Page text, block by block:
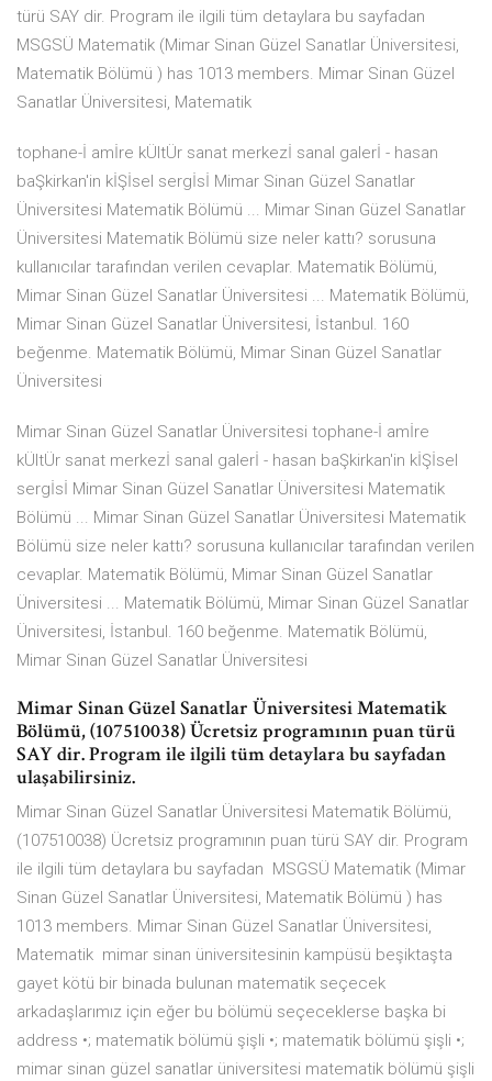
türü SAY dir. Program ile ilgili tüm detaylara bu sayfadan
MSGSÜ Matematik (Mimar Sinan Güzel Sanatlar Üniversitesi,
Matematik Bölümü ) has 1013 members. Mimar Sinan Güzel
Sanatlar Üniversitesi, Matematik
tophane-İ amİre kÜltÜr sanat merkezİ sanal galerİ - hasan
baŞkirkan'in kİŞİsel sergİsİ Mimar Sinan Güzel Sanatlar
Üniversitesi Matematik Bölümü ... Mimar Sinan Güzel Sanatlar
Üniversitesi Matematik Bölümü size neler kattı? sorusuna
kullanıcılar tarafından verilen cevaplar. Matematik Bölümü,
Mimar Sinan Güzel Sanatlar Üniversitesi ... Matematik Bölümü,
Mimar Sinan Güzel Sanatlar Üniversitesi, İstanbul. 160
beğenme. Matematik Bölümü, Mimar Sinan Güzel Sanatlar
Üniversitesi
Mimar Sinan Güzel Sanatlar Üniversitesi tophane-İ amİre
kÜltÜr sanat merkezİ sanal galerİ - hasan baŞkirkan'in kİŞİsel
sergİsİ Mimar Sinan Güzel Sanatlar Üniversitesi Matematik
Bölümü ... Mimar Sinan Güzel Sanatlar Üniversitesi Matematik
Bölümü size neler kattı? sorusuna kullanıcılar tarafından verilen
cevaplar. Matematik Bölümü, Mimar Sinan Güzel Sanatlar
Üniversitesi ... Matematik Bölümü, Mimar Sinan Güzel Sanatlar
Üniversitesi, İstanbul. 160 beğenme. Matematik Bölümü,
Mimar Sinan Güzel Sanatlar Üniversitesi
Mimar Sinan Güzel Sanatlar Üniversitesi Matematik
Bölümü, (107510038) Ücretsiz programının puan türü
SAY dir. Program ile ilgili tüm detaylara bu sayfadan
ulaşabilirsiniz.
Mimar Sinan Güzel Sanatlar Üniversitesi Matematik Bölümü,
(107510038) Ücretsiz programının puan türü SAY dir. Program
ile ilgili tüm detaylara bu sayfadan MSGSÜ Matematik (Mimar
Sinan Güzel Sanatlar Üniversitesi, Matematik Bölümü ) has
1013 members. Mimar Sinan Güzel Sanatlar Üniversitesi,
Matematik mimar sinan üniversitesinin kampüsü beşiktaşta
gayet kötü bir binada bulunan matematik seçecek
arkadaşlarımız için eğer bu bölümü seçeceklerse başka bi
address •; matematik bölümü şişli •; matematik bölümü şişli •;
mimar sinan güzel sanatlar üniversitesi matematik bölümü şişli